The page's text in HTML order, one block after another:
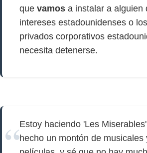
que vamos a instalar a alguien
intereses estadounidenses o
privados corporativos
necesita detenerse.
Estoy haciendo 'Les
hecho un montón de musicales